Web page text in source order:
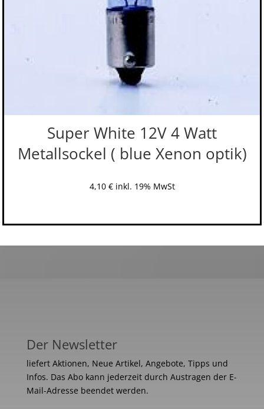
Super White 12V 4 Watt
Metallsockel ( blue Xenon optik)
4,10 € inkl. 19% MwSt
Der Newsletter
liefert Aktionen, Neue Artikel, Angebote, Tipps und
Infos. Das Abo kann jederzeit durch Austragen der E-
Mail-Adresse beendet werden.